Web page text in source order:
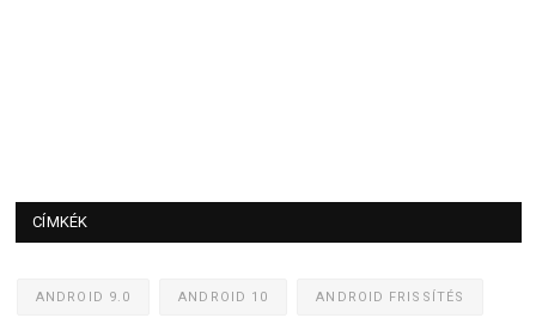
CÍMKÉK
ANDROID 9.0 ANDROID 10 ANDROID FRISSÍTÉS